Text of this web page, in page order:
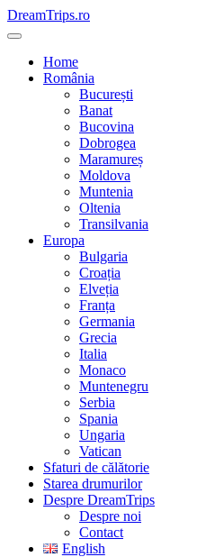
Skip
to
DreamTrips.ro
Home
România
București
Banat
Bucovina
Dobrogea
Maramureș
Moldova
Muntenia
Oltenia
Transilvania
Europa
Bulgaria
Croația
Elveția
Franța
Germania
Grecia
Italia
Monaco
Muntenegru
Serbia
Spania
Ungaria
Vatican
Sfaturi de călătorie
Starea drumurilor
Despre DreamTrips
Despre noi
Contact
English